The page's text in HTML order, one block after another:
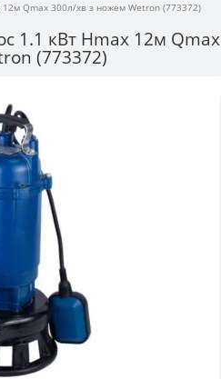
12м Qmax 300л/хв з ножем Wetron (773372)
1.1 кВт Hmax 12м Qmax
(773372)